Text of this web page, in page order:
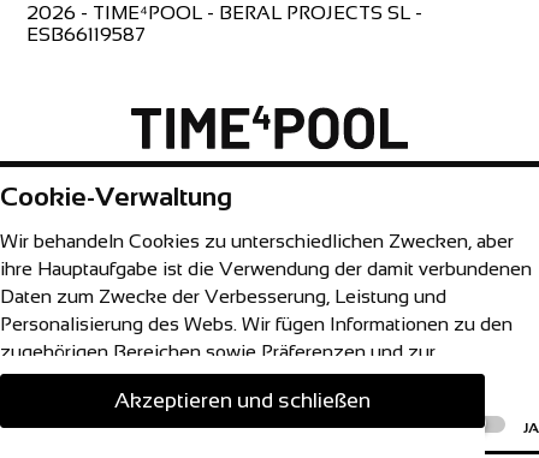
2026 - TIME⁴POOL - BERAL PROJECTS SL -
ESB66119587
Cookie-Verwaltung
Wir behandeln Cookies zu unterschiedlichen Zwecken, aber
ihre Hauptaufgabe ist die Verwendung der damit verbundenen
Daten zum Zwecke der Verbesserung, Leistung und
Personalisierung des Webs. Wir fügen Informationen zu den
zugehörigen Bereichen sowie Präferenzen und zur
Konfiguration Ihres Browsers oder Ihrer Geräte ein.
Alle akzeptieren NEIN JA
Akzeptieren und schließen